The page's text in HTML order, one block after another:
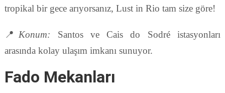
tropikal bir gece arıyorsanız, Lust in Rio tam size göre!
📍 Konum: Santos ve Cais do Sodré istasyonları
arasında kolay ulaşım imkanı sunuyor.
Fado Mekanları